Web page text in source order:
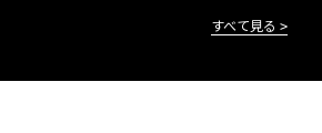
すべて見る